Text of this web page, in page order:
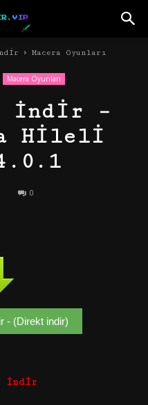
Macera Oyunları
Macera Oyunları
İndir –
Hileli
0
- (Direkt indir)
İndir